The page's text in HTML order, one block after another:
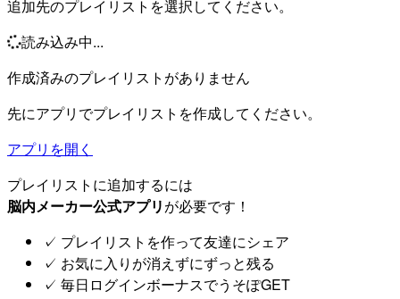
追加先のプレイリストを選択してください。
読み込み中...
作成済みのプレイリストがありません
先にアプリでプレイリストを作成してください。
アプリを開く
プレイリストに追加するには
脳内メーカー公式アプリが必要です！
✓ プレイリストを作って友達にシェア
✓ お気に入りが消えずにずっと残る
✓ 毎日ログインボーナスでうそぽGET